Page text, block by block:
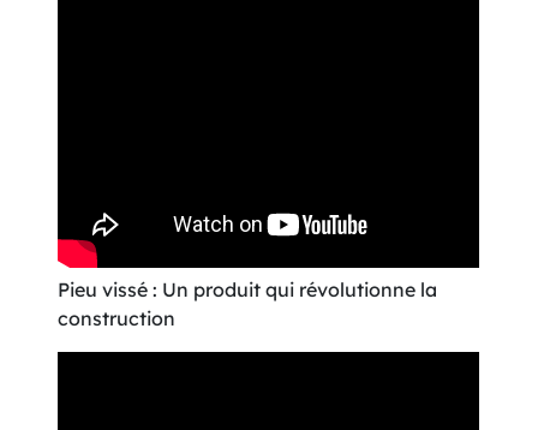
Pieu vissé : Un produit qui révolutionne la
construction